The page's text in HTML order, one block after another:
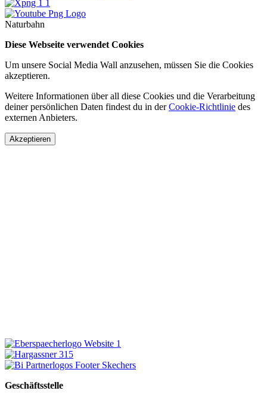
Naturbahn
Diese Webseite verwendet Cookies
Um unsere Social Media Wall anzusehen, müssen Sie die Cookies
akzeptieren.
Weitere Informationen über all diese Cookies und die Verarbeitung
deiner persönlichen Daten findest du in derCookie-Richtlinie des
externen Anbieters.
Akzeptieren
Geschäftsstelle